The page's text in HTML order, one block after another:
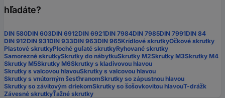
hľadáte?
DIN 580DIN 603DIN 6912DIN 6921DIN 7984DIN 7985DIN 7991DIN 84
DIN 912DIN 931DIN 933DIN 963DIN 965Krídlové skrutkyOčkové skrutky
Plastové skrutkyPloché guľaté skrutkyRyhované skrutky
Samorezné skrutkySkrutky do nábytkuSkrutky M2Skrutky M3Skrutky M4
Skrutky M5Skrutky M6Skrutky s kladivovou hlavou
Skrutky s valcovou hlavouSkrutky s valcovou hlavou
Skrutky s vnútorným šesťhranomSkrutky so zápustnou hlavou
Skrutky so závitovým driekomSkrutky so šošovkovitou hlavouT-drážk
Závesné skrutkyŤažné skrutky